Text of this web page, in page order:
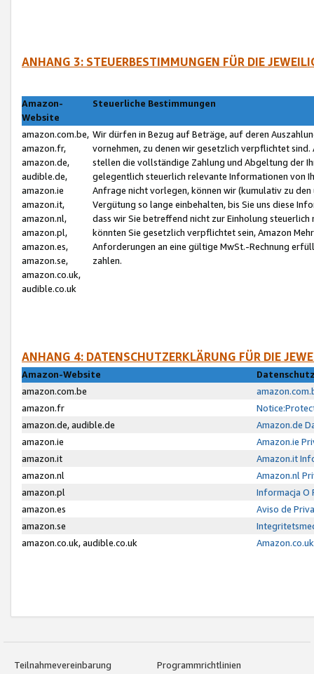
ANHANG 3: STEUERBESTIMMUNGEN FÜR DIE
Amazon-
Website
Steuerliche Bestimmungen
amazon.com.be,
amazon.fr,
amazon.de,
audible.de,
amazon.ie
amazon.it,
amazon.nl,
amazon.pl,
amazon.es,
amazon.se,
amazon.co.uk,
audible.co.uk
Wir dürfen in Bezug auf Beträge, auf deren
vornehmen, zu denen wir gesetzlich verpflichtet
stellen die vollständige Zahlung und Abgeltung der
gelegentlich steuerlich relevante Informationen von
Anfrage nicht vorlegen, können wir (kumulativ zu
Vergütung so lange einbehalten, bis Sie uns diese
dass wir Sie betreffend nicht zur Einholung
könnten Sie gesetzlich verpflichtet sein, Amazon
Anforderungen an eine gültige MwSt.-Rechnung
zahlen.
ANHANG 4: DATENSCHUTZERKLÄRUNG FÜR DIE
Amazon-Website
amazon.com.be
amazon.fr
amazon.de, audible.de
Amazon.de
amazon.ie
Amazon.ie
amazon.it
Amazon.it
amazon.nl
Amazon.nl
amazon.pl
Informacja O
amazon.es
Aviso de
amazon.se
amazon.co.uk, audible.co.uk
Teilnahmevereinbarung
Programmrichtlinien